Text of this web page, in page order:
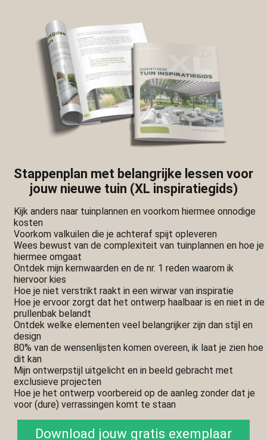
Stappenplan met belangrijke lessen voor
jouw nieuwe tuin (XL inspiratiegids)
Kijk anders naar tuinplannen en voorkom hiermee onnodige
kosten
Voorkom valkuilen die je achteraf spijt opleveren
Wees bewust van de complexiteit van tuinplannen en hoe je
hiermee omgaat
Ontdek mijn kernwaarden en de nr. 1 reden waarom ik
hiervoor kies
Hoe je niet verstrikt raakt in een wirwar van inspiratie
Hoe je ervoor zorgt dat het ontwerp haalbaar is en niet in de
prullenbak belandt
Ontdek welke elementen veel belangrijker zijn dan stijl en
design
80% van de wensenlijsten komen overeen, ik laat je zien hoe
dit kan
Mijn ontwerpstijl uitgelicht en in beeld gebracht met
exclusieve projecten
Hoe je het ontwerp voorbereid op de aanleg zonder dat je
voor (dure) verrassingen komt te staan
Download jouw gratis exemplaar